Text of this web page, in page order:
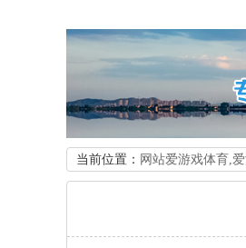
当前位置： 网站爱游戏体育,